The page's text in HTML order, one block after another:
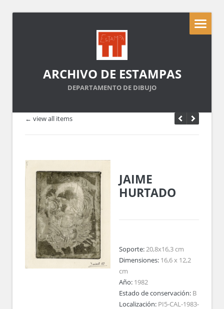
ARCHIVO DE ESTAMPAS
DEPARTAMENTO DE DIBUJO
← view all items
JAIME
HURTADO
Soporte:20,8x16,3 cm
Dimensiones: 16,6 x 12,2
cm
Año: 1982
Estado de conservación: B
Localización: PI5-CAL-1983-